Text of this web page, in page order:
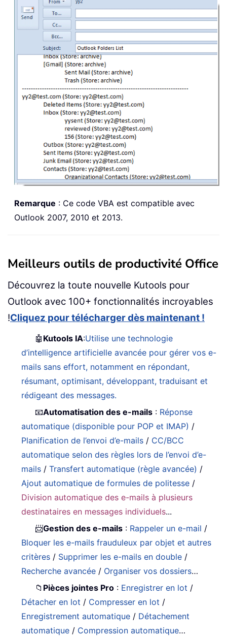
Remarque : Ce code VBA est compatible avec
Outlook 2007, 2010 et 2013.
Meilleurs outils de productivité Office
Découvrez la toute nouvelle Kutools pour
Outlook avec 100+ fonctionnalités incroyables
!Cliquez pour télécharger dès maintenant !
🤖 Kutools IA:Utilise une technologie
d’intelligence artificielle avancée pour gérer vos e-
mails sans effort, notamment en répondant,
résumant, optimisant, développant, traduisant et
rédigeant des messages.
📧Automatisation des e-mails : Réponse
automatique (disponible pour POP et IMAP) /
Planification de l’envoi d’e-mails / CC/BCC
automatique selon des règles lors de l’envoi d’e-
mails /Transfert automatique (règle avancée) /
Ajout automatique de formules de politesse /
Division automatique des e-mails à plusieurs
destinataires en messages individuels...
📨Gestion des e-mails : Rappeler un e-mail /
Bloquer les e-mails frauduleux par objet et autres
critères / Supprimer les e-mails en double /
Recherche avancée / Organiser vos dossiers…
📁 Pièces jointes Pro : Enregistrer en lot /
Détacher en lot / Compresser en lot /
Enregistrement automatique / Détachement
automatique / Compression automatique…